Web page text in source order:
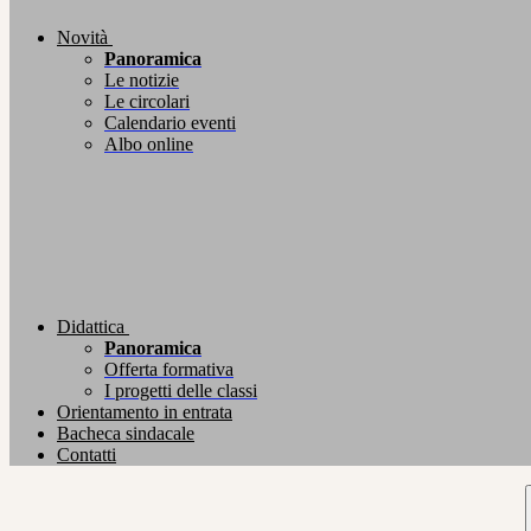
Novità
Panoramica
Le notizie
Le circolari
Calendario eventi
Albo online
Didattica
Panoramica
Offerta formativa
I progetti delle classi
Orientamento in entrata
Bacheca sindacale
Contatti